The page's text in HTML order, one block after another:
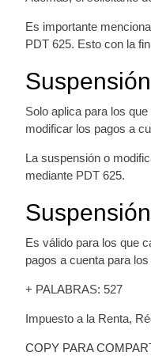
Es importante
PDT 625. Esto con la
Solo aplica para los
modificar los pagos a
La suspensión o
mediante PDT 625.
Es válido para los que
pagos a cuenta para
+ PALABRAS: 527
Impuesto a la Renta,
COPY PARA